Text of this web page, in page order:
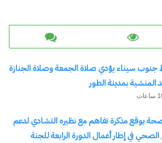
سيناء يؤدي صلاة الجمعة وصلاة الجنازة
بمدينة الطور
يوقع مذكرة تفاهم مع نظيره التشادي لدعم
الصحي في إطار أعمال الدورة الرابعة للجنة